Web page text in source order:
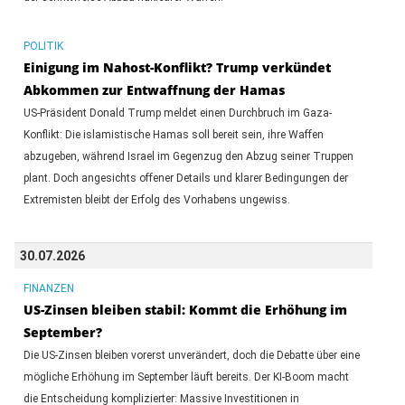
POLITIK
Einigung im Nahost-Konflikt? Trump verkündet
Abkommen zur Entwaffnung der Hamas
US-Präsident Donald Trump meldet einen Durchbruch im Gaza-
Konflikt: Die islamistische Hamas soll bereit sein, ihre Waffen
abzugeben, während Israel im Gegenzug den Abzug seiner Truppen
plant. Doch angesichts offener Details und klarer Bedingungen der
Extremisten bleibt der Erfolg des Vorhabens ungewiss.
30.07.2026
FINANZEN
US-Zinsen bleiben stabil: Kommt die Erhöhung im
September?
Die US-Zinsen bleiben vorerst unverändert, doch die Debatte über eine
mögliche Erhöhung im September läuft bereits. Der KI-Boom macht
die Entscheidung komplizierter: Massive Investitionen in